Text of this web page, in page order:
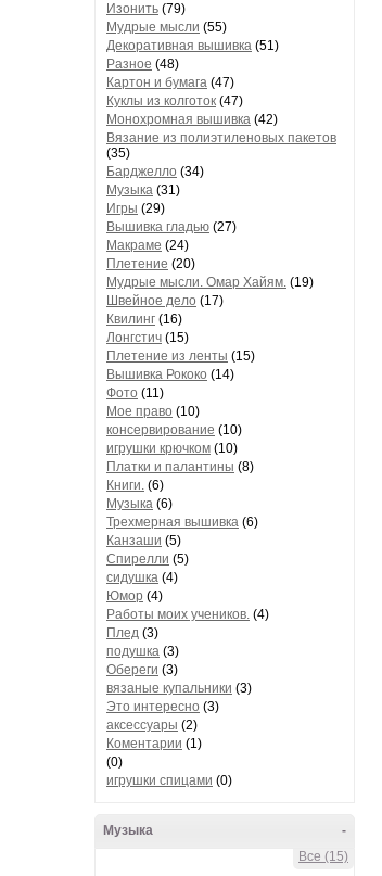
Изонить (79)
Мудрые мысли (55)
Декоративная вышивка (51)
Разное (48)
Картон и бумага (47)
Куклы из колготок (47)
Монохромная вышивка (42)
Вязание из полиэтиленовых пакетов
(35)
Барджелло (34)
Музыка (31)
Игры (29)
Вышивка гладью (27)
Макраме (24)
Плетение (20)
Мудрые мысли. Омар Хайям. (19)
Швейное дело (17)
Квилинг (16)
Лонгстич (15)
Плетение из ленты (15)
Вышивка Рококо (14)
Фото (11)
Мое право (10)
консервирование (10)
игрушки крючком (10)
Платки и палантины (8)
Книги. (6)
Музыка (6)
Трехмерная вышивка (6)
Канзаши (5)
Спирелли (5)
сидушка (4)
Юмор (4)
Работы моих учеников. (4)
Плед (3)
подушка (3)
Обереги (3)
вязаные купальники (3)
Это интересно (3)
аксессуары (2)
Коментарии (1)
(0)
игрушки спицами (0)
-
Музыка
Все (15)